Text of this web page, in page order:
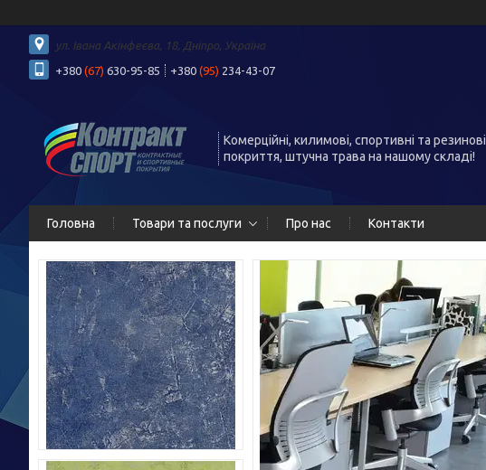
ул. Івана Акінфеєва, 18, Дніпро, Україна
+380 (67) 630-95-85 +380 (95) 234-43-07
Комерційні, килимові, спортивні та резинові
покриття, штучна трава на нашому складі!
Головна Товари та послуги Про нас Контакти